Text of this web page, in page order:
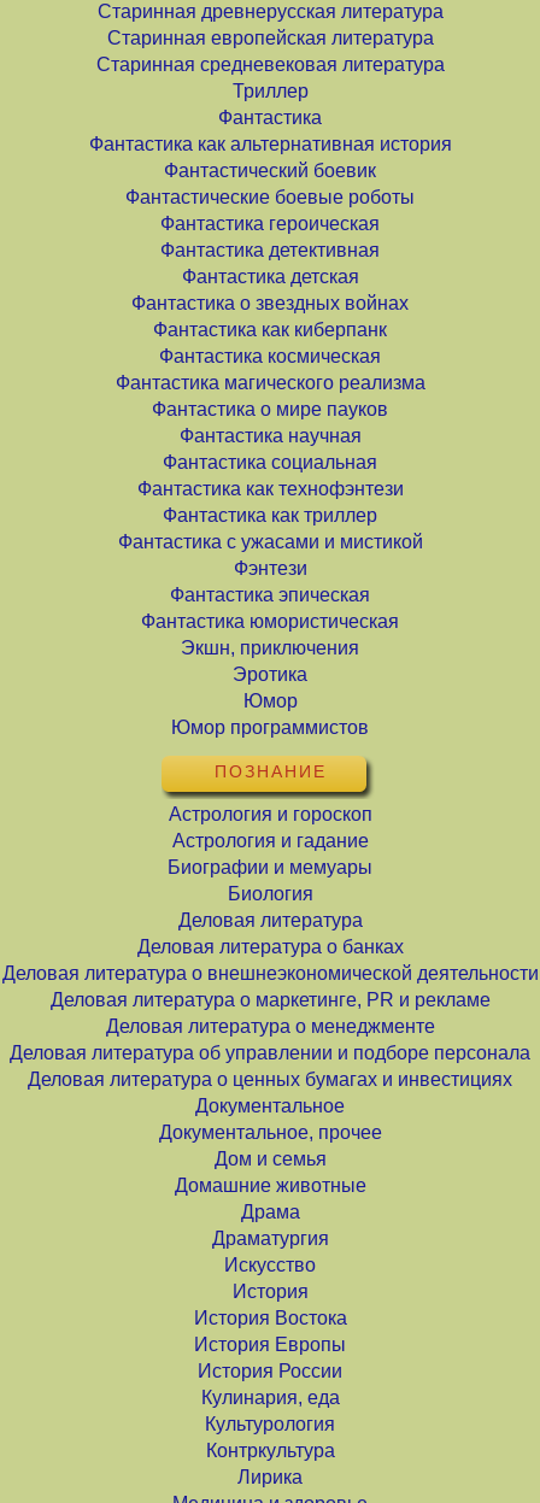
Старинная древнерусская литература
Старинная европейская литература
Старинная средневековая литература
Триллер
Фантастика
Фантастика как альтернативная история
Фантастический боевик
Фантастические боевые роботы
Фантастика героическая
Фантастика детективная
Фантастика детская
Фантастика о звездных войнах
Фантастика как киберпанк
Фантастика космическая
Фантастика магического реализма
Фантастика о мире пауков
Фантастика научная
Фантастика социальная
Фантастика как технофэнтези
Фантастика как триллер
Фантастика с ужасами и мистикой
Фэнтези
Фантастика эпическая
Фантастика юмористическая
Экшн, приключения
Эротика
Юмор
Юмор программистов
ПОЗНАНИЕ
Астрология и гороскоп
Астрология и гадание
Биографии и мемуары
Биология
Деловая литература
Деловая литература о банках
Деловая литература о внешнеэкономической деятельности
Деловая литература о маркетинге, PR и рекламе
Деловая литература о менеджменте
Деловая литература об управлении и подборе персонала
Деловая литература о ценных бумагах и инвестициях
Документальное
Документальное, прочее
Дом и семья
Домашние животные
Драма
Драматургия
Искусство
История
История Востока
История Европы
История России
Кулинария, еда
Культурология
Контркультура
Лирика